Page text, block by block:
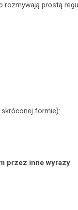
prostą
skróconej formie):
przez inne wyrazy: